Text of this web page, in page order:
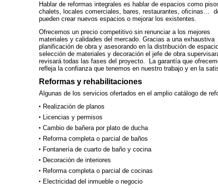
Hablar de reformas integrales es hablar de espacios como
chalets, locales comerciales, bares, restaurantes, oficinas…
pueden crear nuevos espacios o mejorar los existentes.
Ofrecemos un precio competitivo sin renunciar a los mejores
materiales y calidades del mercado. Gracias a una exhaustiva
planificación de obra y asesorando en la distribución de
selección de materiales y decoración el jefe de obra
revisará todas las fases del proyecto. La garantía que
refleja la confianza que tenemos en nuestro trabajo y en la
Reformas y rehabilitaciones
Algunas de los servicios ofertados en el amplio catálogo de
Realización de planos
Licencias y permisos
Cambio de bañera por plato de ducha
Reforma completa o parcial de baños
Fontanería de cuarto de baño y cocina
Decoración de interiores
Reforma completa o parcial de cocinas
Electricidad del inmueble o negocio